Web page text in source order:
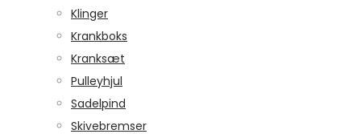
Klinger
Krankboks
Kranksæt
Pulleyhjul
Sadelpind
Skivebremser